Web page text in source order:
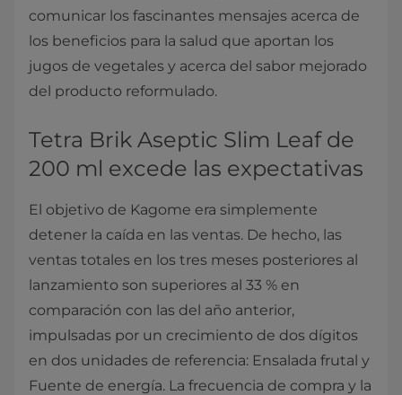
comunicar los fascinantes mensajes acerca de
los beneficios para la salud que aportan los
jugos de vegetales y acerca del sabor mejorado
del producto reformulado.
Tetra Brik Aseptic Slim Leaf de
200 ml excede las expectativas
El objetivo de Kagome era simplemente
detener la caída en las ventas. De hecho, las
ventas totales en los tres meses posteriores al
lanzamiento son superiores al 33 % en
comparación con las del año anterior,
impulsadas por un crecimiento de dos dígitos
en dos unidades de referencia: Ensalada frutal y
Fuente de energía. La frecuencia de compra y la